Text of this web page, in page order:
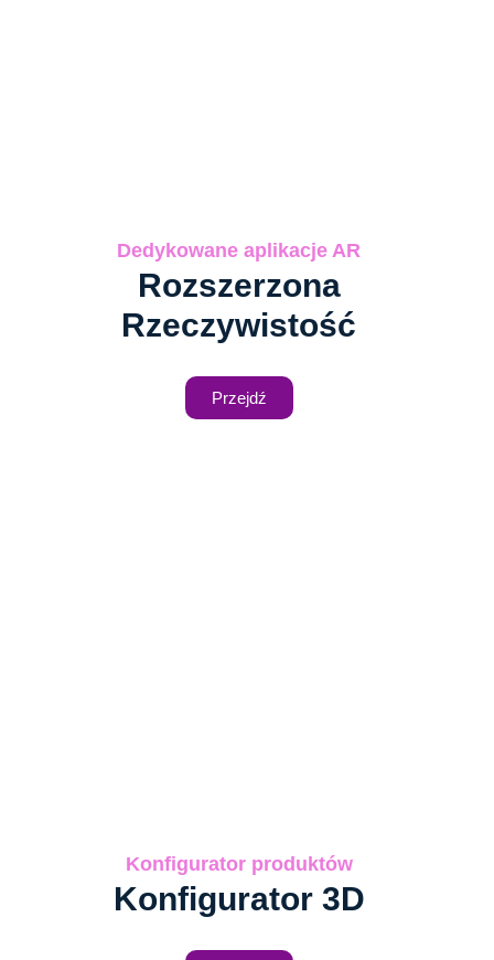
Dedykowane aplikacje AR
Rozszerzona
Rzeczywistość
Przejdź
Konfigurator produktów
Konfigurator 3D